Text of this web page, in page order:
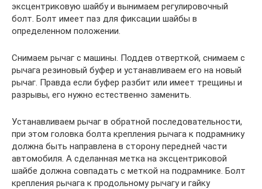
эксцентриковую шайбу и вынимаем регулировочный
болт. Болт имеет паз для фиксации шайбы в
определенном положении.
Снимаем рычаг с машины. Поддев отверткой, снимаем с
рычага резиновый буфер и устанавливаем его на новый
рычаг. Правда если буфер разбит или имеет трещины и
разрывы, его нужно естественно заменить.
Устанавливаем рычаг в обратной последовательности,
при этом головка болта крепления рычага к подрамнику
должна быть направлена в сторону передней части
автомобиля. А сделанная метка на эксцентриковой
шайбе должна совпадать с меткой на подрамнике. Болт
крепления рычага к продольному рычагу и гайку